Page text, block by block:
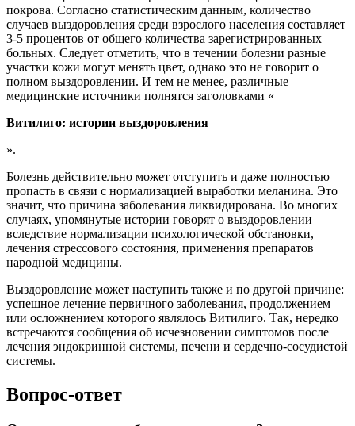
покрова. Согласно статистическим данным, количество
случаев выздоровления среди взрослого населения составляет
3-5 процентов от общего количества зарегистрированных
больных. Следует отметить, что в течении болезни разные
участки кожи могут менять цвет, однако это не говорит о
полном выздоровлении. И тем не менее, различные
медицинские источники полнятся заголовками «
Витилиго: истории выздоровления
».
Болезнь действительно может отступить и даже полностью
пропасть в связи с нормализацией выработки меланина. Это
значит, что причина заболевания ликвидирована. Во многих
случаях, упомянутые истории говорят о выздоровлении
вследствие нормализации психологической обстановки,
лечения стрессового состояния, применения препаратов
народной медицины.
Выздоровление может наступить также и по другой причине:
успешное лечение первичного заболевания, продолжением
или осложнением которого являлось Витилиго. Так, нередко
встречаются сообщения об исчезновении симптомов после
лечения эндокринной системы, печени и сердечно-сосудистой
системы.
Вопрос-ответ